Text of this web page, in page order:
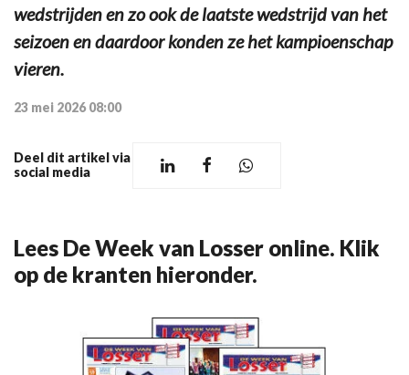
wedstrijden en zo ook de laatste wedstrijd van het
seizoen en daardoor konden ze het kampioenschap
vieren.
23 mei 2026 08:00
Deel dit artikel via
social media
Lees De Week van Losser online. Klik
op de kranten hieronder.